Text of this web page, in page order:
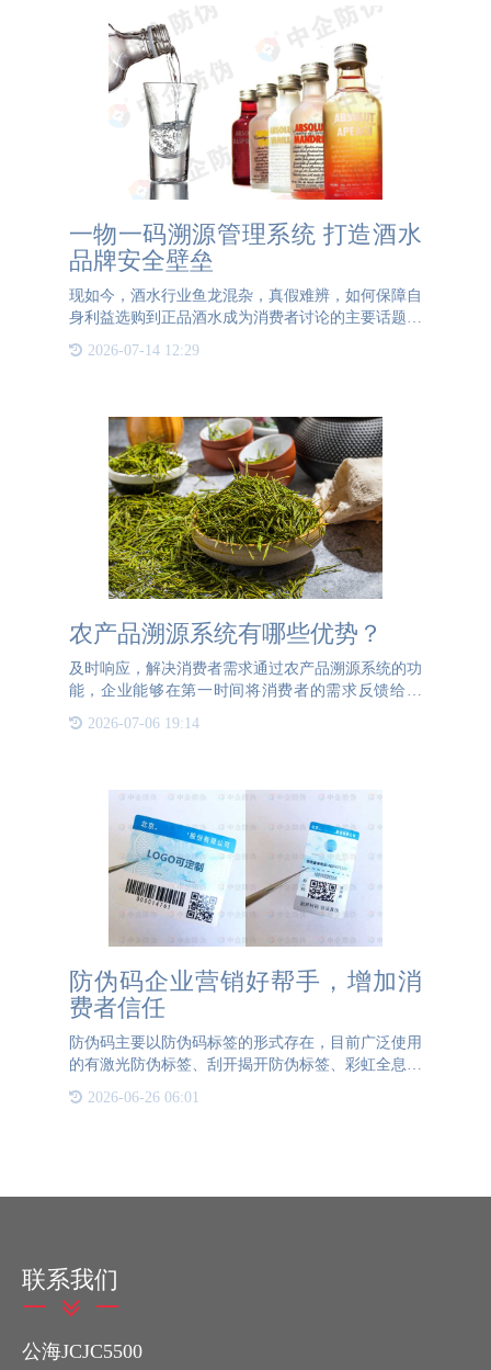
一物一码溯源管理系统 打造酒水
品牌安全壁垒
现如今，酒水行业鱼龙混杂，真假难辨，如何保障自
身利益选购到正品酒水成为消费者讨论的主要话题。
使酒类企业品牌声誉受损、公信力下降，进而影响到
2026-07-14 12:29
农产品溯源系统有哪些优势？
及时响应，解决消费者需求通过农产品溯源系统的功
能，企业能够在第一时间将消费者的需求反馈给企
业，及时解决消费者的问题。这是因为农产品溯源系
统不仅可以在企业与消费者之间建立一个沟通交流的
2026-07-06 19:14
防伪码企业营销好帮手，增加消
费者信任
防伪码主要以防伪码标签的形式存在，目前广泛使用
的有激光防伪标签、刮开揭开防伪标签、彩虹全息防
伪标签等，防伪工艺多种多样，当然也有很多防伪码
可以直接做在合格证或吊牌上，有些可以直接使用喷
2026-06-26 06:01
联系我们
公海JCJC5500